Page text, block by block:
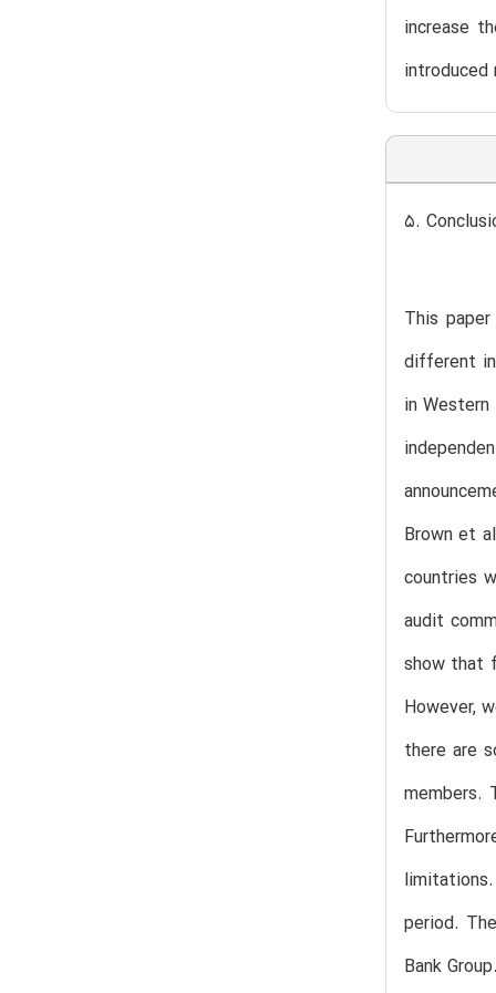
increase
introduced
5.
This
different
in
Brown et
countries
audit
show that
However,
there are
members.
period.
Bank